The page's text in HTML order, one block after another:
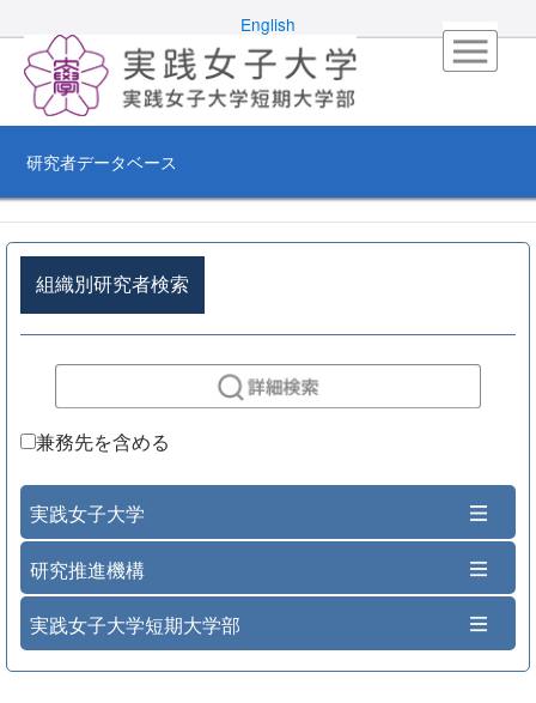
English
研究者データベース
組織別研究者検索
兼務先を含める
実践女子大学
研究推進機構
実践女子大学短期大学部